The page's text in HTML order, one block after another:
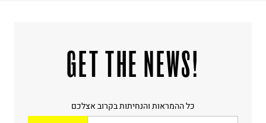
!GET THE NEWS
כל ההמראות והנחיתות בקרוב אצלכם